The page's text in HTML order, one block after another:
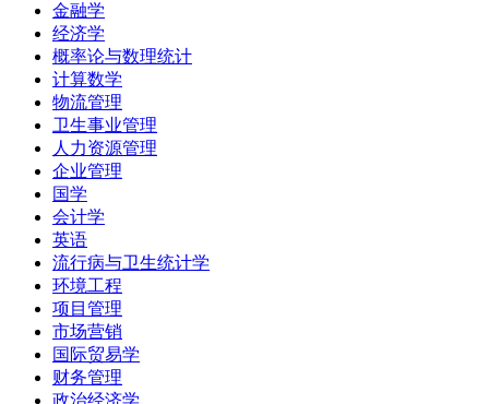
金融学
经济学
概率论与数理统计
计算数学
物流管理
卫生事业管理
人力资源管理
企业管理
国学
会计学
英语
流行病与卫生统计学
环境工程
项目管理
市场营销
国际贸易学
财务管理